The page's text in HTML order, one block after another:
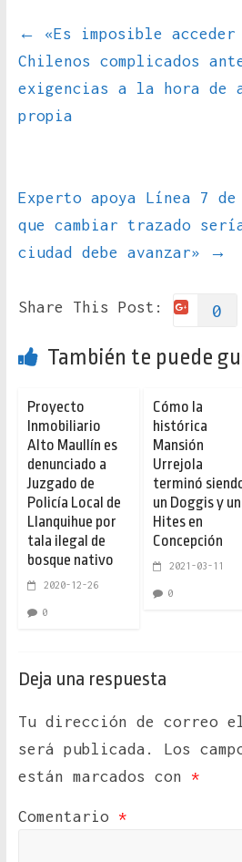
←
«Es imposible
Chilenos complicados
exigencias a la hora de
propia
Experto apoya Línea 7
que cambiar trazado
ciudad debe avanzar»
→
Share This Post: 0
También te puede
Proyecto
Inmobiliario
Alto Maullín es
denunciado a
Juzgado de
Policía Local de
Llanquihue por
tala ilegal de
bosque nativo
2020-12-26
0
Cómo la
histórica
Mansión
Urrejola
terminó
un Doggis y un
Hites en
Concepción
2021-03-11
0
Deja una respuesta
Tu dirección de correo
será publicada.
Los
están marcados con *
Comentario *